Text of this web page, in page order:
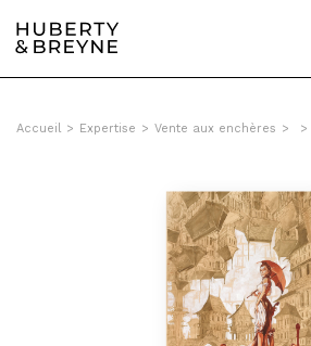
Accueil > Expertise > Vente aux enchères > >